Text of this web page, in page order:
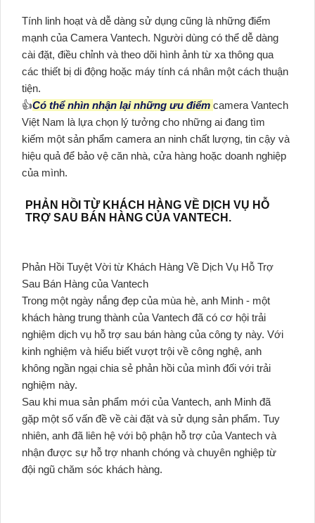
Tính linh hoạt và dễ dàng sử dụng cũng là những điểm
mạnh của Camera Vantech. Người dùng có thể dễ dàng
cài đặt, điều chỉnh và theo dõi hình ảnh từ xa thông qua
các thiết bị di động hoặc máy tính cá nhân một cách thuận
tiện.
👍Có thể nhìn nhận lại những ưu điểm camera Vantech
Việt Nam là lựa chọn lý tưởng cho những ai đang tìm
kiếm một sản phẩm camera an ninh chất lượng, tin cậy và
hiệu quả để bảo vệ căn nhà, cửa hàng hoặc doanh nghiệp
của mình.
PHẢN HỒI TỪ KHÁCH HÀNG VỀ DỊCH VỤ HỖ
TRỢ SAU BÁN HÀNG CỦA VANTECH.
Phản Hồi Tuyệt Vời từ Khách Hàng Về Dịch Vụ Hỗ Trợ
Sau Bán Hàng của Vantech
Trong một ngày nắng đẹp của mùa hè, anh Minh - một
khách hàng trung thành của Vantech đã có cơ hội trải
nghiệm dịch vụ hỗ trợ sau bán hàng của công ty này. Với
kinh nghiệm và hiểu biết vượt trội về công nghệ, anh
không ngần ngại chia sẻ phản hồi của mình đối với trải
nghiệm này.
Sau khi mua sản phẩm mới của Vantech, anh Minh đã
gặp một số vấn đề về cài đặt và sử dụng sản phẩm. Tuy
nhiên, anh đã liên hệ với bộ phận hỗ trợ của Vantech và
nhận được sự hỗ trợ nhanh chóng và chuyên nghiệp từ
đội ngũ chăm sóc khách hàng.